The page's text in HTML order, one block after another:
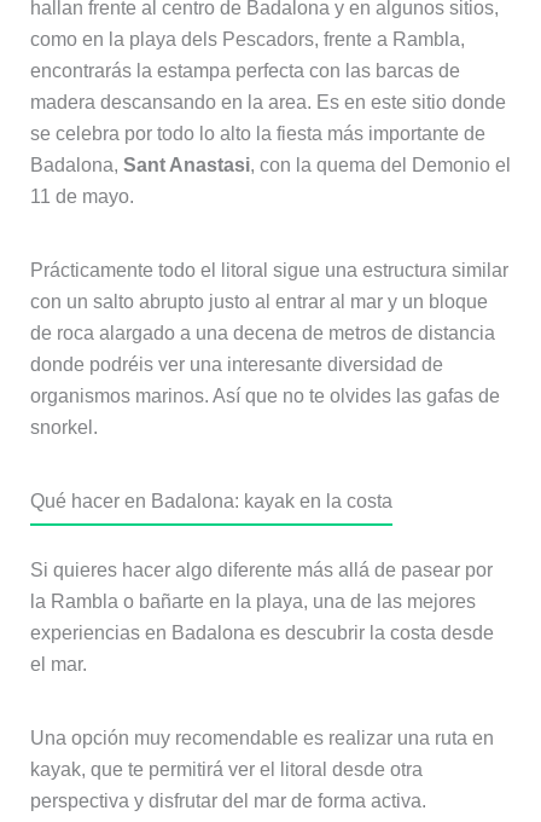
hallan frente al centro de Badalona y en algunos sitios,
como en la playa dels Pescadors, frente a Rambla,
encontrarás la estampa perfecta con las barcas de
madera descansando en la area. Es en este sitio donde
se celebra por todo lo alto la fiesta más importante de
Badalona, Sant Anastasi, con la quema del Demonio el
11 de mayo.
Prácticamente todo el litoral sigue una estructura similar
con un salto abrupto justo al entrar al mar y un bloque
de roca alargado a una decena de metros de distancia
donde podréis ver una interesante diversidad de
organismos marinos. Así que no te olvides las gafas de
snorkel.
Qué hacer en Badalona: kayak en la costa
Si quieres hacer algo diferente más allá de pasear por
la Rambla o bañarte en la playa, una de las mejores
experiencias en Badalona es descubrir la costa desde
el mar.
Una opción muy recomendable es realizar una ruta en
kayak, que te permitirá ver el litoral desde otra
perspectiva y disfrutar del mar de forma activa.